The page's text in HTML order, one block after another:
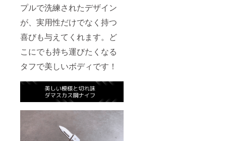
プルで洗練されたデザイン
が、実用性だけでなく持つ
喜びも与えてくれます。ど
こにでも持ち運びたくなる
タフで美しいボディです！